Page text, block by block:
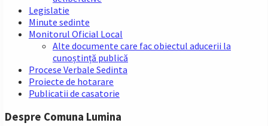
Legislatie
Minute sedinte
Monitorul Oficial Local
Alte documente care fac obiectul aducerii la
cunoștință publică
Procese Verbale Sedinta
Proiecte de hotarare
Publicatii de casatorie
Despre Comuna Lumina